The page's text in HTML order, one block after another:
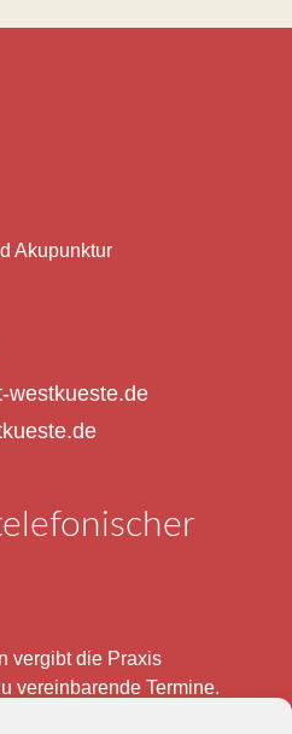
Akupunktur
westkueste.de
vergibt die Praxis
vereinbarende Termine.